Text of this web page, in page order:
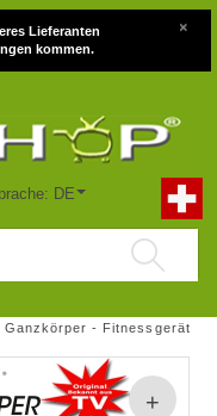
Lieferanten
kommen.
×
DE
Ganzkörper - Fitnessgerät